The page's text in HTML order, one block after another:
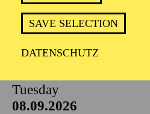
SAVE SELECTION
DATENSCHUTZ
TICKETS
8,00€
Tuesday
08.09.2026